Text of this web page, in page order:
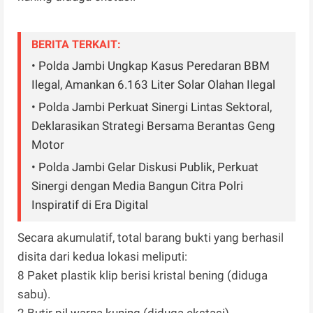
BERITA TERKAIT:
• Polda Jambi Ungkap Kasus Peredaran BBM
Ilegal, Amankan 6.163 Liter Solar Olahan Ilegal
• Polda Jambi Perkuat Sinergi Lintas Sektoral,
Deklarasikan Strategi Bersama Berantas Geng
Motor
• Polda Jambi Gelar Diskusi Publik, Perkuat
Sinergi dengan Media Bangun Citra Polri
Inspiratif di Era Digital
Secara akumulatif, total barang bukti yang berhasil
disita dari kedua lokasi meliputi:
8 Paket plastik klip berisi kristal bening (diduga
sabu).